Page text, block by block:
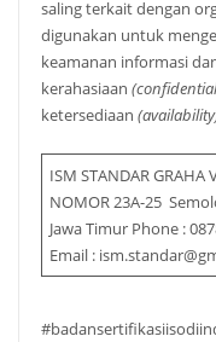
saling terkait dengan
digunakan untuk
keamanan informasi
kerahasiaan
ketersediaan
ISM STANDAR GRAHA
NOMOR 23A-25
Jawa Timur Phone :
Email :